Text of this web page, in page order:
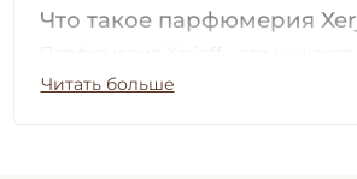
Что такое парфюмерия
продукция, которая создаётся с
продолжительного звучания. В
Читать больше